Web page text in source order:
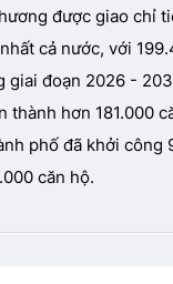
được giao chỉ
cả nước, với
giai đoạn 2026 -
thành hơn 181.000
phố đã khởi công
căn hộ.